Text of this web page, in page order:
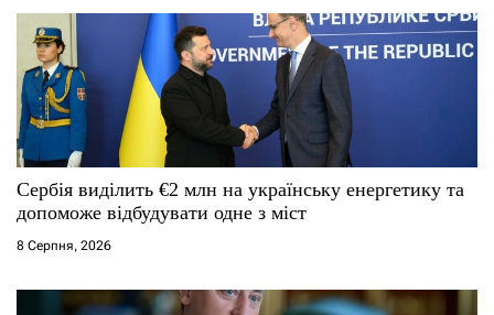
Сербія виділить €2 млн на українську енергетику та
допоможе відбудувати одне з міст
8 Серпня, 2026